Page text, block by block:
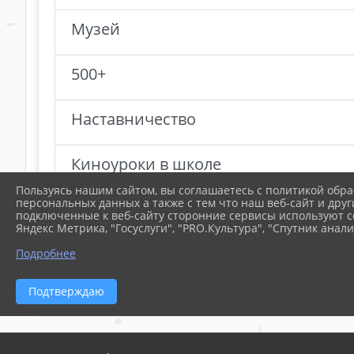
Музей
500+
Наставничество
Киноуроки в школе
Штаб воспитательной работы
Пользуясь нашим сайтом, вы соглашаетесь с политикой
персональных данных а также с тем что наш веб-сайт и
подключенные к веб-сайту сторонние сервисы используют
Яндекс Метрика, "Госуслуги", "PRO.Культура", "Спутник
Подробнее
Подтверждаю